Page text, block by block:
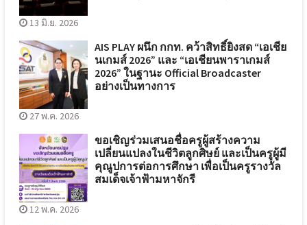
13 มิ.ย. 2026
AIS PLAY ผนึก กกท. คว้าสิทธิ์ยิงสด “เอเชีย
นเกมส์ 2026” และ “เอเชียนพาราเกมส์
2026” ในฐานะ Official Broadcaster
อย่างเป็นทางการ
27 พ.ค. 2026
ขอเชิญร่วมเสนอชื่อครูผู้สร้างความ
เปลี่ยนแปลงในชีวิตลูกศิษย์ และเป็นครูผู้มี
คุณูปการต่อการศึกษา เพื่อเป็นครูรางวัล
สมเด็จเจ้าฟ้ามหาจักรี
12 พ.ค. 2026